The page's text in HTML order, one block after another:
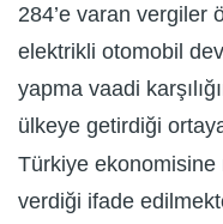
284’e varan vergiler
elektrikli otomobil
yapma vaadi
ülkeye getirdiği
Türkiye ekonomisine
verdiği ifade